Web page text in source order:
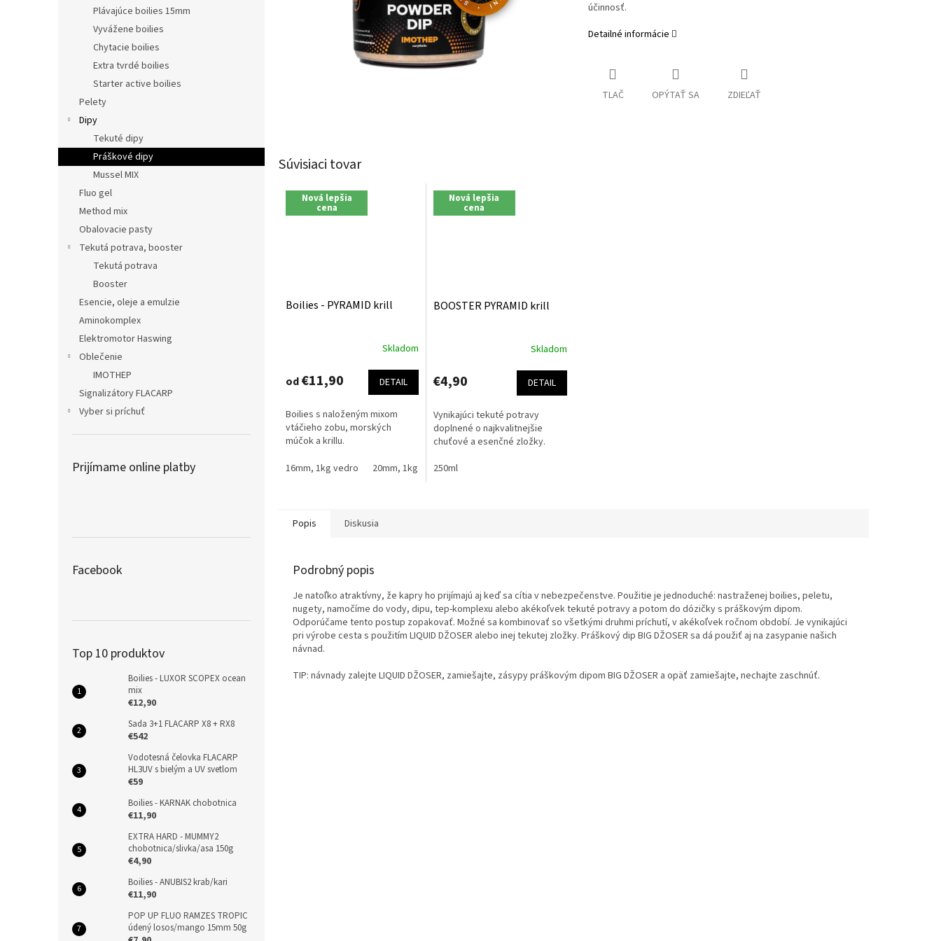
Plávajúce boilies 15mm
Vyvážene boilies
Chytacie boilies
Extra tvrdé boilies
Starter active boilies
Pelety
Dipy
Tekuté dipy
Práškové dipy
Mussel MIX
Fluo gel
Method mix
Obalovacie pasty
Tekutá potrava, booster
Tekutá potrava
Booster
Esencie, oleje a emulzie
Aminokomplex
Elektromotor Haswing
Oblečenie
IMOTHEP
Signalizátory FLACARP
Vyber si príchuť
Prijímame online platby
Facebook
Top 10 produktov
Boilies - LUXOR SCOPEX ocean
mix
€12,90
Sada 3+1 FLACARP X8 + RX8
€542
Vodotesná čelovka FLACARP
HL3UV s bielým a UV svetlom
€59
Boilies - KARNAK chobotnica
€11,90
EXTRA HARD - MUMMY2
chobotnica/slivka/asa 150g
€4,90
Boilies - ANUBIS2 krab/kari
€11,90
POP UP FLUO RAMZES TROPIC
údený losos/mango 15mm 50g
účinnosť.
Detailné informácie
TLAČ OPÝTAŤ SA ZDIEĽAŤ
Súvisiaci tovar
Nová lepšia
cena
Boilies - PYRAMID krill
produktu
z
5
hviezdičiek.
Skladom
od€11,90 DETAIL
Boilies s naloženým mixom
vtáčieho zobu, morských
múčok a krillu.
16mm, 1kg vedro
20mm, 1kg vedro
Nová lepšia
cena
BOOSTER PYRAMID krill
Skladom
€4,90 DETAIL
Vynikajúci tekuté potravy
doplnené o najkvalitnejšie
chuťové a esenčné zložky.
250ml
Popis Diskusia
Podrobný popis
Je natoľko atraktívny, že kapry ho prijímajú aj keď sa cítia v nebezpečenstve. Použitie je jednoduché: nastraženej boilies, peletu,
nugety, namočíme do vody, dipu, tep-komplexu alebo akékoľvek tekuté potravy a potom do dózičky s práškovým dipom.
Odporúčame tento postup zopakovať. Možné sa kombinovať so všetkými druhmi príchutí, v akékoľvek ročnom období. Je vynikajúci
pri výrobe cesta s použitím LIQUID DŽOSER alebo inej tekutej zložky. Práškový dip BIG DŽOSER sa dá použiť aj na zasypanie našich
návnad.
TIP: návnady zalejte LIQUID DŽOSER, zamiešajte, zásypy práškovým dipom BIG DŽOSER a opäť zamiešajte, nechajte zaschnúť.